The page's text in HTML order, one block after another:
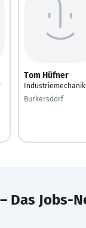
Tom Hüfner
Burkersdorf
Das Jobs-